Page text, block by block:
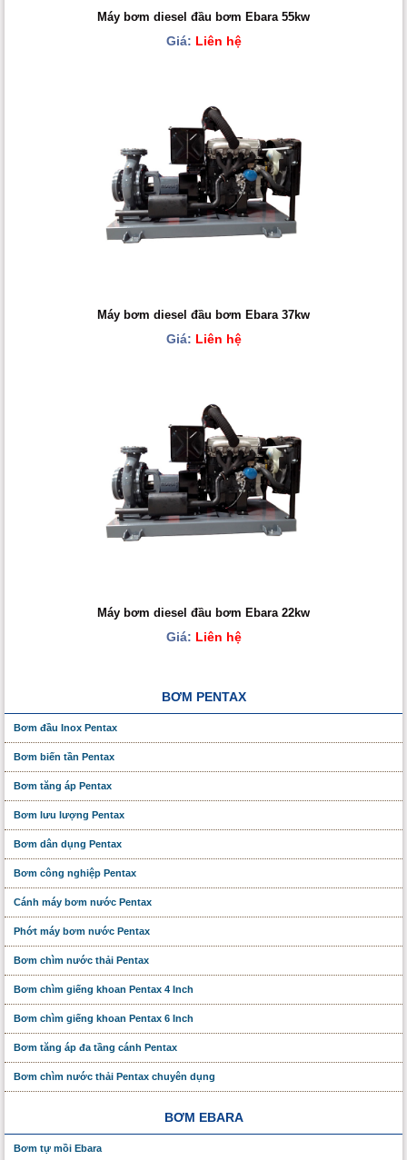
Máy bơm diesel đầu bơm Ebara 55kw
Giá: Liên hệ
Máy bơm diesel đầu bơm Ebara 37kw
Giá: Liên hệ
Máy bơm diesel đầu bơm Ebara 22kw
Giá: Liên hệ
BƠM PENTAX
Bơm đầu Inox Pentax
Bơm biến tần Pentax
Bơm tăng áp Pentax
Bơm lưu lượng Pentax
Bơm dân dụng Pentax
Bơm công nghiệp Pentax
Cánh máy bơm nước Pentax
Phớt máy bơm nước Pentax
Bơm chìm nước thải Pentax
Bơm chìm giếng khoan Pentax 4 Inch
Bơm chìm giếng khoan Pentax 6 Inch
Bơm tăng áp đa tầng cánh Pentax
Bơm chìm nước thải Pentax chuyên dụng
BƠM EBARA
Bơm tự mồi Ebara